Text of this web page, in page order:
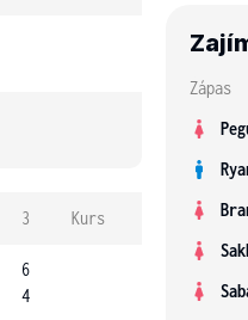
3 Kurs
6
4
Zápas